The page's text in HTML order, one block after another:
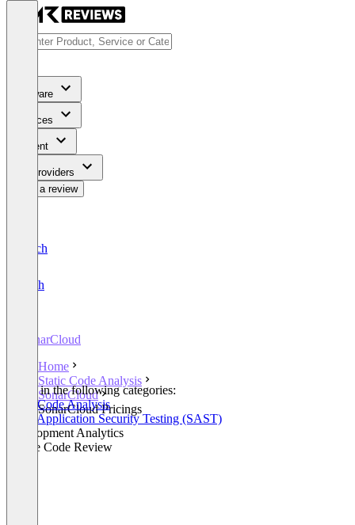
Software
Services
Content
For Providers
Write a review
Deutsch
English
SonarCloud
Home
Static Code Analysis
SonarCloud
SonarCloud Pricings
Listed in the following categories:
Static Code Analysis
Static Application Security Testing (SAST)
Development Analytics
Secure Code Review